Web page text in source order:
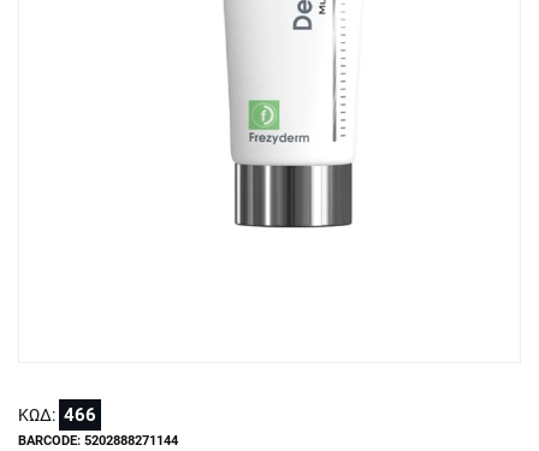
ΚΩΔ: 466
BARCODE: 5202888271144